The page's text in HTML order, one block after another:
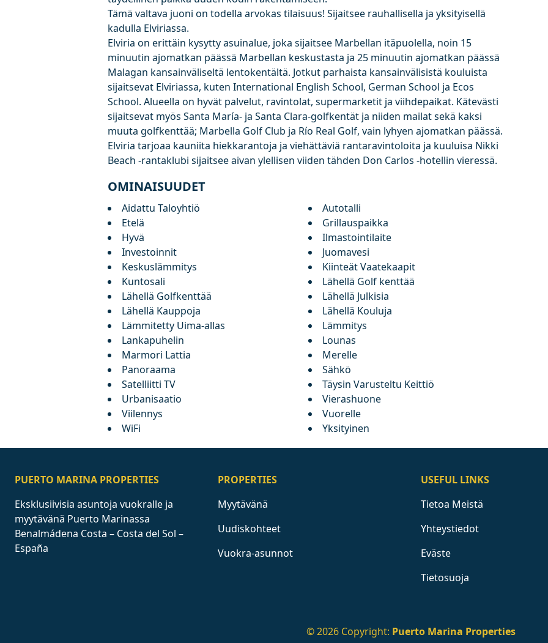
Tämä valtava juoni on todella arvokas tilaisuus! Sijaitsee rauhallisella ja yksityisellä
kadulla Elviriassa.
Elviria on erittäin kysytty asuinalue, joka sijaitsee Marbellan itäpuolella, noin 15
minuutin ajomatkan päässä Marbellan keskustasta ja 25 minuutin ajomatkan päässä
Malagan kansainväliseltä lentokentältä. Jotkut parhaista kansainvälisistä kouluista
sijaitsevat Elviriassa, kuten International English School, German School ja Ecos
School. Alueella on hyvät palvelut, ravintolat, supermarketit ja viihdepaikat. Kätevästi
sijaitsevat myös Santa María- ja Santa Clara-golfkentät ja niiden mailat sekä kaksi
muuta golfkenttää; Marbella Golf Club ja Río Real Golf, vain lyhyen ajomatkan päässä.
Elviria tarjoaa kauniita hiekkarantoja ja viehättäviä rantaravintoloita ja kuuluisa Nikki
Beach -rantaklubi sijaitsee aivan ylellisen viiden tähden Don Carlos -hotellin vieressä.
OMINAISUUDET
Aidattu Taloyhtiö
Autotalli
Etelä
Grillauspaikka
Hyvä
Ilmastointilaite
Investoinnit
Juomavesi
Keskuslämmitys
Kiinteät Vaatekaapit
Kuntosali
Lähellä Golf kenttää
Lähellä Golfkenttää
Lähellä Julkisia
Lähellä Kauppoja
Lähellä Kouluja
Lämmitetty Uima-allas
Lämmitys
Lankapuhelin
Lounas
Marmori Lattia
Merelle
Panoraama
Sähkö
Satelliitti TV
Täysin Varusteltu Keittiö
Urbanisaatio
Vierashuone
Viilennys
Vuorelle
WiFi
Yksityinen
PUERTO MARINA PROPERTIES
Eksklusiivisia asuntoja vuokralle ja
myytävänä Puerto Marinassa
Benalmádena Costa – Costa del Sol –
España
PROPERTIES
Myytävänä
Uudiskohteet
Vuokra-asunnot
USEFUL LINKS
Tietoa Meistä
Yhteystiedot
Eväste
Tietosuoja
© 2026 Copyright: Puerto Marina Properties